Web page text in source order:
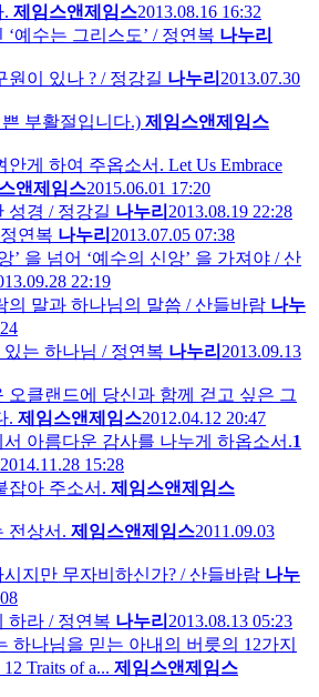
. 제임스앤제임스2013.08.16 16:32
예수는 그리스도’ / 정연복 나누리
원이 있나 ? / 정강길 나누리 2013.07.30
쁜 부활절입니다.) 제임스앤제임스
게 하여 주옵소서. Let Us Embrace
앤제임스2015.06.01 17:20
성경 / 정강길 나누리 2013.08.19 22:28
연복 나누리 2013.07.05 07:38
’ 을 넘어 ‘예수의 신앙’ 을 가져야 / 산
22:19
의 말과 하나님의 말씀 / 산들바람 나누
있는 하나님 / 정연복 나누리 2013.09.13
오클랜드에 당신과 함께 걷고 싶은 그
. 제임스앤제임스2012.04.12 20:47
아름다운 감사를 나누게 하옵소서.1
2014.11.28 15:28
잡아 주소서. 제임스앤제임스
전상서. 제임스앤제임스2011.09.03
지만 무자비하신가? / 산들바람 나누
하라 / 정연복 나누리 2013.08.13 05:23
하나님을 믿는 아내의 버릇의 12가지
Traits of a... 제임스앤제임스